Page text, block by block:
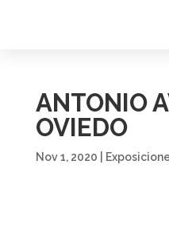
ANTONIO
OVIEDO
Nov 1, 2020